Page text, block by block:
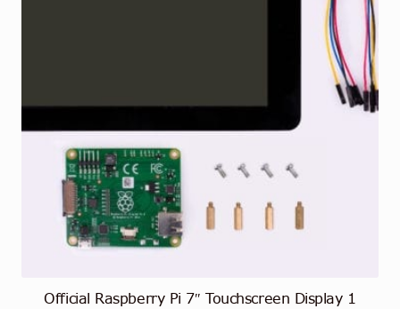
Official Raspberry Pi 7″ Touchscreen Display 1